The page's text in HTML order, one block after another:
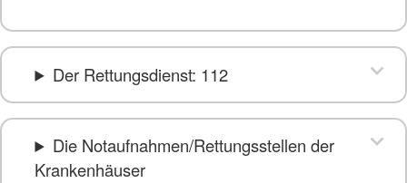
Der Rettungsdienst: 112
Die Notaufnahmen/Rettungsstellen der
Krankenhäuser